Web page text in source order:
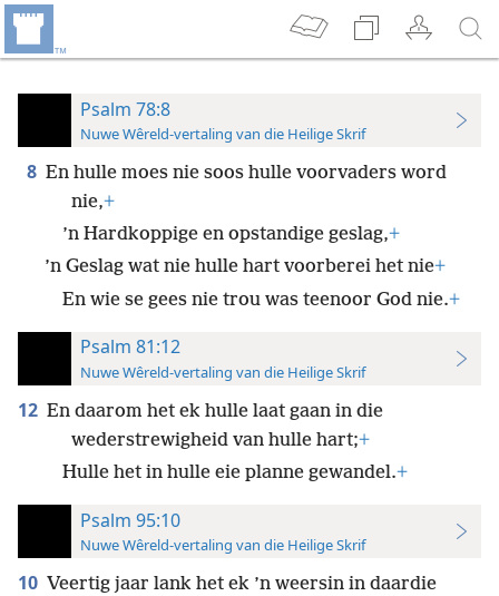
Psalm 78:8
Nuwe Wêreld-vertaling van die Heilige Skrif
8 En hulle moes nie soos hulle voorvaders word
nie,+
’n Hardkoppige en opstandige geslag,+
’n Geslag wat nie hulle hart voorberei het nie+
En wie se gees nie trou was teenoor God nie.+
Psalm 81:12
Nuwe Wêreld-vertaling van die Heilige Skrif
12 En daarom het ek hulle laat gaan in die
wederstrewigheid van hulle hart;+
Hulle het in hulle eie planne gewandel.+
Psalm 95:10
Nuwe Wêreld-vertaling van die Heilige Skrif
10 Veertig jaar lank het ek ’n weersin in daardie